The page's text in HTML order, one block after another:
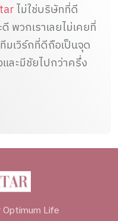
ไม่ใช่บริษัทที่ดี
พวกเราเลยไม่เคยที่
เวิร์กที่ดีถือเป็นจุด
ละมีชัยไปกว่าครึ่ง
Life